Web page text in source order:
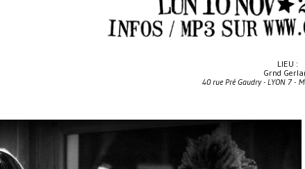
LIEU :
Grnd
40 rue Pré Gaudry - LYON 7 -